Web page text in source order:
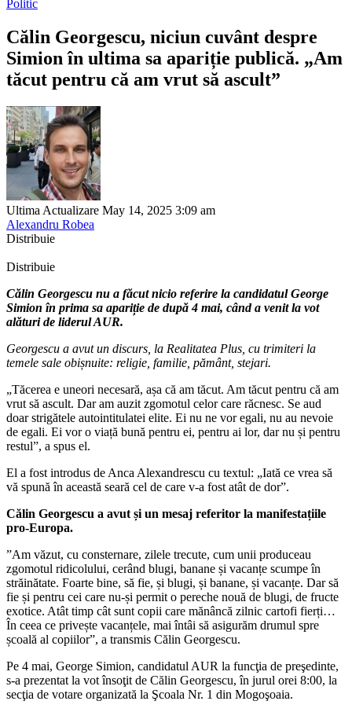
Politic
Călin Georgescu, niciun cuvânt despre
Simion în ultima sa apariție publică. „Am
tăcut pentru că am vrut să ascult”
Ultima Actualizare May 14, 2025 3:09 am
Alexandru Robea
Distribuie
Distribuie
Călin Georgescu nu a făcut nicio referire la candidatul George
Simion în prima sa apariție de după 4 mai, când a venit la vot
alături de liderul AUR.
Georgescu a avut un discurs, la Realitatea Plus, cu trimiteri la
temele sale obișnuite: religie, familie, pământ, stejari.
„Tăcerea e uneori necesară, așa că am tăcut. Am tăcut pentru că am
vrut să ascult. Dar am auzit zgomotul celor care răcnesc. Se aud
doar strigătele autointitulatei elite. Ei nu ne vor egali, nu au nevoie
de egali. Ei vor o viață bună pentru ei, pentru ai lor, dar nu și pentru
restul”, a spus el.
El a fost introdus de Anca Alexandrescu cu textul: „Iată ce vrea să
vă spună în această seară cel de care v-a fost atât de dor”.
Călin Georgescu a avut și un mesaj referitor la manifestațiile
pro-Europa.
”Am văzut, cu consternare, zilele trecute, cum unii produceau
zgomotul ridicolului, cerând blugi, banane și vacanțe scumpe în
străinătate. Foarte bine, să fie, și blugi, și banane, și vacanțe. Dar să
fie și pentru cei care nu-și permit o pereche nouă de blugi, de fructe
exotice. Atât timp cât sunt copii care mănâncă zilnic cartofi fierți…
În ceea ce privește vacanțele, mai întâi să asigurăm drumul spre
școală al copiilor”, a transmis Călin Georgescu.
Pe 4 mai, George Simion, candidatul AUR la funcţia de preşedinte,
s-a prezentat la vot însoţit de Călin Georgescu, în jurul orei 8:00, la
secţia de votare organizată la Şcoala Nr. 1 din Mogoşoaia.